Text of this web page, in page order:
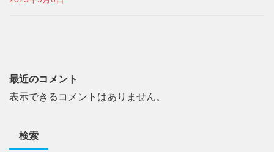
最近のコメント
表示できるコメントはありません。
検索